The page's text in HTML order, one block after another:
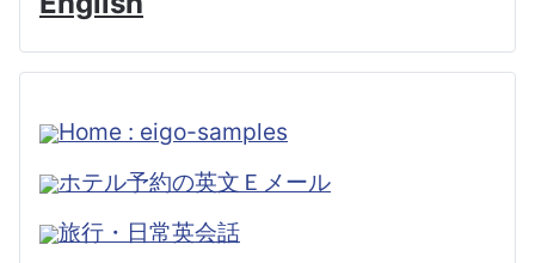
Home : eigo-samples
ホテル予約の英文Ｅメール
旅行・日常英会話